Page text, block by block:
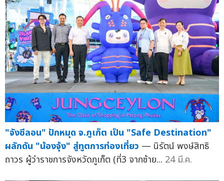
"จังซีลอน" ปักหมุด จ.ภูเก็ต เป็น "Safe Destination"
ผลักดัน "น้องจุ้ง" สู่ทูตการท่องเที่ยว — นิรัตน์ พงษ์สิทธิ
ถาวร ผู้ว่าราชการจังหวัดภูเก็ต (ที่3 จากซ้าย... 24 มี.ค.